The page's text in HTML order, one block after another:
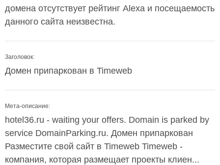
домена отсутствует рейтинг Alexa и посещаемость
данного сайта неизвестна.
Заголовок:
Домен припаркован в Timeweb
Мета-описание:
hotel36.ru - waiting your offers. Domain is parked by
service DomainParking.ru. Домен припаркован
Разместите свой сайт в Timeweb Timeweb -
компания, которая размещает проекты клиен...